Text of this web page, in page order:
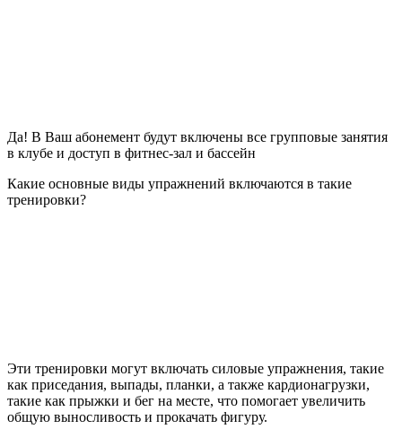
Да! В Ваш абонемент будут включены все групповые занятия
в клубе и доступ в фитнес-зал и бассейн
Какие основные виды упражнений включаются в такие
тренировки?
Эти тренировки могут включать силовые упражнения, такие
как приседания, выпады, планки, а также кардионагрузки,
такие как прыжки и бег на месте, что помогает увеличить
общую выносливость и прокачать фигуру.